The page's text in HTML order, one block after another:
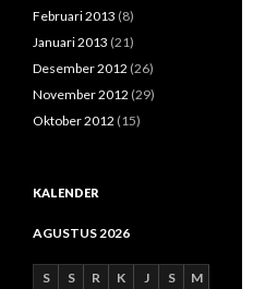
Februari 2013 (8)
Januari 2013 (21)
Desember 2012 (26)
November 2012 (29)
Oktober 2012 (15)
KALENDER
AGUSTUS 2026
S S R K J S
M